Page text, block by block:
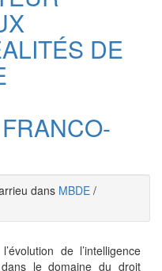
DE
dans MBDE /
de l’intelligence
le domaine du droit